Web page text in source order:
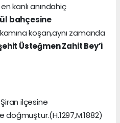
kanlı anındahiç
bahçesine
koşan,aynı zamanda
Üsteğmen Zahit Bey’i
ilçesine
doğmuştur.(H.1297,M.1882)